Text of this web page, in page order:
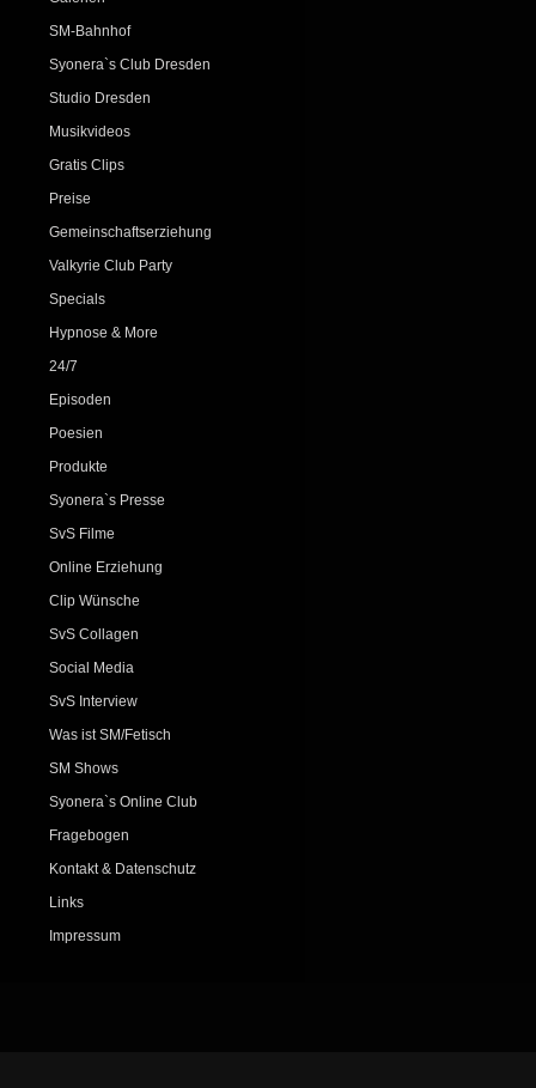
SM-Bahnhof
Syonera`s Club Dresden
Studio Dresden
Musikvideos
Gratis Clips
Preise
Gemeinschaftserziehung
Valkyrie Club Party
Specials
Hypnose & More
24/7
Episoden
Poesien
Produkte
Syonera`s Presse
SvS Filme
Online Erziehung
Clip Wünsche
SvS Collagen
Social Media
SvS Interview
Was ist SM/Fetisch
SM Shows
Syonera`s Online Club
Fragebogen
Kontakt & Datenschutz
Links
Impressum